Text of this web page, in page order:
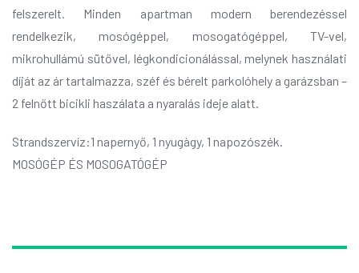
felszerelt. Minden apartman modern berendezéssel
rendelkezik, mosógéppel, mosogatógéppel, TV-vel,
mikrohullámú sütővel, légkondicionálással, melynek használati
díját az ár tartalmazza, széf és bérelt parkolóhely a garázsban –
2 felnőtt bicikli haszálata a nyaralás ideje alatt.
Strandszervíz:1 napernyő, 1 nyugàgy, 1 napozószék.
MOSÓGÉP ÉS MOSOGATÓGÉP